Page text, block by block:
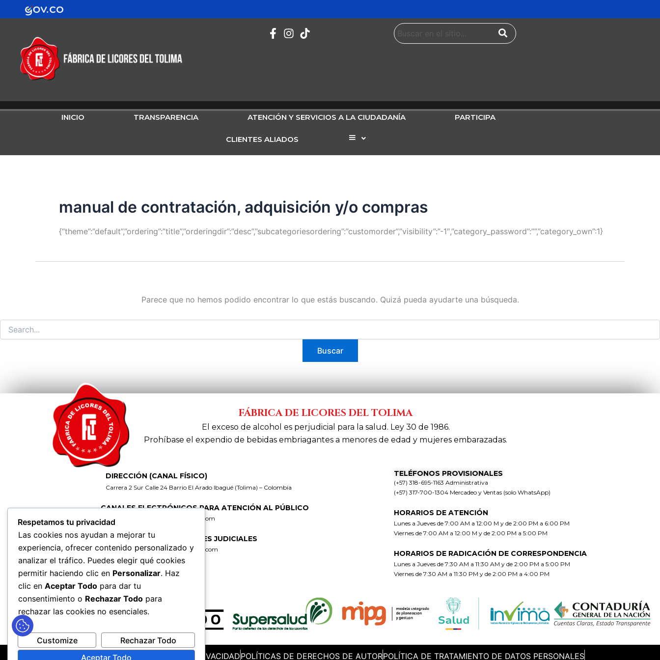
contenido
al
INICIO TRANSPARENCIA ATENCIÓN Y SERVICIOS A LA CIUDADANÍA PARTICIPA
CLIENTES ALIADOS Elemento
menú
manual de contratación, adquisición y/o compras
{“theme”:”default”,”ordering”:”title”,”orderingdir”:”desc”,”subcategoriesordering”:”customorder”,”visibility”:”-1″,”category_password”:””,”category_own”:1}
Parece que no hemos podido encontrar lo que estás buscando. Quizá pueda ayudarte una búsqueda.
FÁBRICA DE LICORES DEL TOLIMA
El exceso de alcohol es perjudicial para la salud. Ley 30 de 1986.
Prohíbase el expendio de bebidas embriagantes a menores de edad y mujeres embarazadas.
DIRECCIÓN (CANAL FÍSICO)
Carrera 2 Sur Calle 24 Barrio El Arado Ibagué (Tolima) – Colombia
CANALES ELECTRÓNICOS PARA ATENCIÓN AL PÚBLICO
gerencia@fabricadelicoresdeltolima.com
CORREO DE NOTIFICACIONES JUDICIALES
secretaria@fabricadelicoresdeltolima.com
REDES SOCIALES
TELÉFONOS PROVISIONALES
(+57) 318-695-1163 Administrativa
(+57) 317-700-1304 Mercadeo y Ventas (solo WhatsApp)
HORARIOS DE ATENCIÓN
Lunes a Jueves de 7:00 AM a 12:00 M y de 2:00 PM a 6:00 PM
Viernes de 7:00 AM a 12:00 M y de 2:00 PM a 5:00 PM
HORARIOS DE RADICACIÓN DE CORRESPONDENCIA
Lunes a Jueves de 7:30 AM a 11:30 AM y de 2:00 PM a 5:00 PM
Viernes de 7:30 AM a 11:30 PM y de 2:00 PM a 4:00 PM
MAPA DEL SITIO POLÍTICAS DE PRIVACIDADPOLÍTICAS DE DERECHOS DE AUTORPOLÍTICA DE TRATAMIENTO DE DATOS PERSONALES
Respetamos tu privacidad
Las cookies nos ayudan a mejorar tu
experiencia, ofrecer contenido personalizado y
analizar el tráfico. Puedes elegir qué cookies
permitir haciendo clic en Personalizar. Haz
clic en Aceptar Todo para dar tu
consentimiento o Rechazar Todo para
rechazar las cookies no esenciales.
Customize
Rechazar Todo
Aceptar Todo